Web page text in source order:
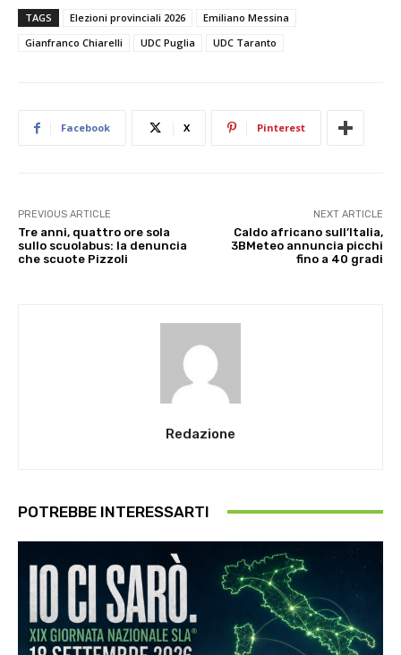
TAGS Elezioni provinciali 2026
Emiliano Messina
Gianfranco Chiarelli
UDC Puglia UDC Taranto
Facebook X Pinterest
PREVIOUS ARTICLE
Tre anni, quattro ore sola
sullo scuolabus: la denuncia
che scuote Pizzoli
NEXT ARTICLE
Caldo africano sull’Italia,
3BMeteo annuncia picchi
fino a 40 gradi
Redazione
POTREBBE INTERESSARTI